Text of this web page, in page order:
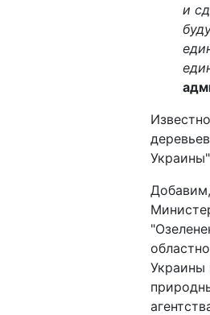
и
Украины